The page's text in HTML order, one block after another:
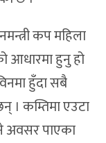
कप महिला
आधारमा हुनु हो
हुँदा सबै
। कम्तिमा एउटा
अवसर पाएका